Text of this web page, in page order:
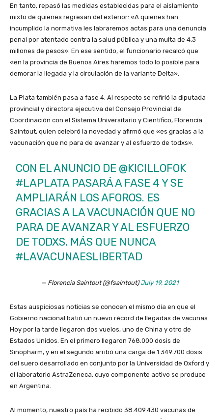
En tanto, repasó las medidas establecidas para el aislamiento
mixto de quienes regresan del exterior: «A quienes han
incumplido la normativa les labraremos actas para una denuncia
penal por atentado contra la salud pública y una multa de 4,3
millones de pesos». En ese sentido, el funcionario recalcó que
«en la provincia de Buenos Aires haremos todo lo posible para
demorar la llegada y la circulación de la variante Delta».
La Plata también pasa a fase 4. Al respecto se refirió la diputada
provincial y directora ejecutiva del Consejo Provincial de
Coordinación con el Sistema Universitario y Científico, Florencia
Saintout, quien celebró la novedad y afirmó que «es gracias a la
vacunación que no para de avanzar y al esfuerzo de todxs».
CON EL ANUNCIO DE @KICILLOFOK
#LAPLATAPASARÁ A FASE 4 Y SE
AMPLIARÁN LOS AFOROS. ES
GRACIAS A LA VACUNACIÓN QUE NO
PARA DE AVANZAR Y AL ESFUERZO
DE TODXS. MÁS QUE NUNCA
#LAVACUNAESLIBERTAD
— Florencia Saintout (@fsaintout)July 19, 2021
Estas auspiciosas noticias se conocen el mismo día en que el
Gobierno nacional batió un nuevo récord de llegadas de vacunas.
Hoy por la tarde llegaron dos vuelos, uno de China y otro de
Estados Unidos. En el primero llegaron 768.000 dosis de
Sinopharm, y en el segundo arribó una carga de 1.349.700 dosis
del suero desarrollado en conjunto por la Universidad de Oxford y
el laboratorio AstraZeneca, cuyo componente activo se produce
en Argentina.
Al momento, nuestro país ha recibido 38.409.430 vacunas de